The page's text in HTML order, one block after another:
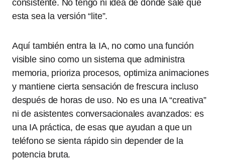
consistente. No tengo ni idea de donde sale que
esta sea la versión “lite”.
Aquí también entra la IA, no como una función
visible sino como un sistema que administra
memoria, prioriza procesos, optimiza animaciones
y mantiene cierta sensación de frescura incluso
después de horas de uso. No es una IA “creativa”
ni de asistentes conversacionales avanzados: es
una IA práctica, de esas que ayudan a que un
teléfono se sienta rápido sin depender de la
potencia bruta.